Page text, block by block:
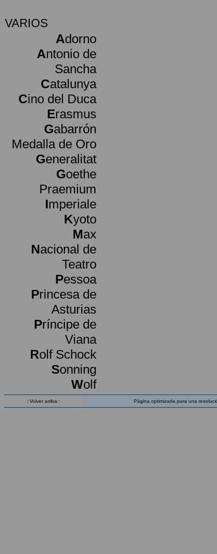
VARIOS
Adorno
Antonio de
Sancha
Catalunya
Cino del Duca
Erasmus
Gabarrón
Medalla de Oro
Generalitat
Goethe
Praemium
Imperiale
Kyoto
Max
Nacional de
Teatro
Pessoa
Princesa de
Asturias
Príncipe de
Viana
Rolf Schock
Sonning
Wolf
::Volver arriba:: Página optimizada para una